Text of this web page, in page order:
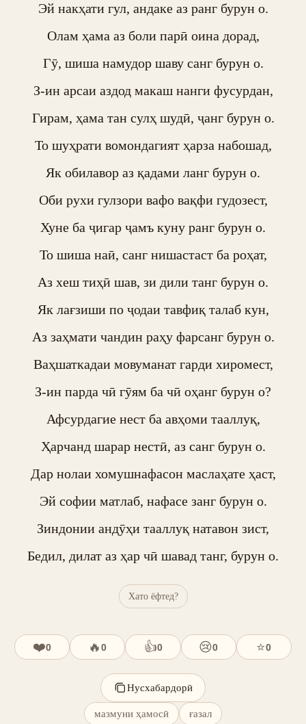
Эй накҳати гул, андаке аз ранг бурун о.
Олам ҳама аз боли парӣ оина дорад,
Гӯ, шиша намудор шаву санг бурун о.
З-ин арсаи аздод макаш нанги фусурдан,
Гирам, ҳама тан сулҳ шудӣ, ҷанг бурун о.
То шуҳрати вомондагият ҳарза набошад,
Як обилавор аз қадами ланг бурун о.
Оби рухи гулзори вафо вақфи гудозест,
Хуне ба ҷигар ҷамъ куну ранг бурун о.
То шиша наӣ, санг нишастаст ба роҳат,
Аз хеш тиҳӣ шав, зи дили танг бурун о.
Як лағзиши по ҷодаи тавфиқ талаб кун,
Аз заҳмати чандин раҳу фарсанг бурун о.
Ваҳшаткадаи мовуманат гарди хиромест,
З-ин парда чӣ гӯям ба чӣ оҳанг бурун о?
Афсурдагие нест ба авҳоми тааллуқ,
Ҳарчанд шарар нестӣ, аз санг бурун о.
Дар нолаи хомушнафасон маслаҳате ҳаст,
Эй софии матлаб, нафасе занг бурун о.
Зиндонии андӯҳи тааллуқ натавон зист,
Бедил, дилат аз ҳар чӣ шавад танг, бурун о.
Хато ёфтед?
❤️0 🔥0 👍0 😢0 ⭐0
Нусхабардорӣ
мазмуни ҳамосӣ ғазал